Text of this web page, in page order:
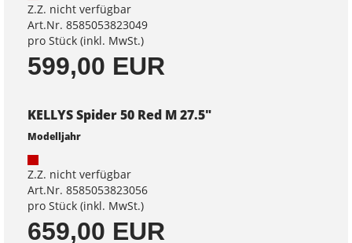
Z.Z. nicht verfügbar
Art.Nr. 8585053823049
pro Stück (inkl. MwSt.)
599,00 EUR
KELLYS Spider 50 Red M 27.5"
Modelljahr
Z.Z. nicht verfügbar
Art.Nr. 8585053823056
pro Stück (inkl. MwSt.)
659,00 EUR